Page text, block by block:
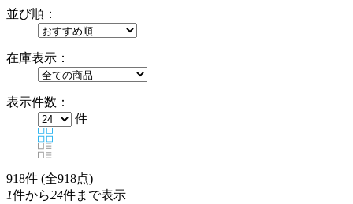
並び順：
在庫表示：
表示件数：
件
918件 (全918点)
1件から24件まで表示